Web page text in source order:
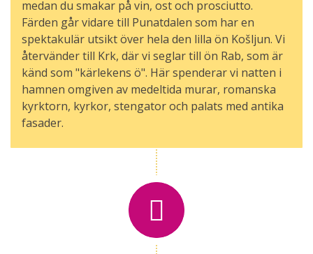
medan du smakar på vin, ost och prosciutto.
Färden går vidare till Punatdalen som har en
spektakulär utsikt över hela den lilla ön Košljun. Vi
återvänder till Krk, där vi seglar till ön Rab, som är
känd som "kärlekens ö". Här spenderar vi natten i
hamnen omgiven av medeltida murar, romanska
kyrktorn, kyrkor, stengator och palats med antika
fasader.